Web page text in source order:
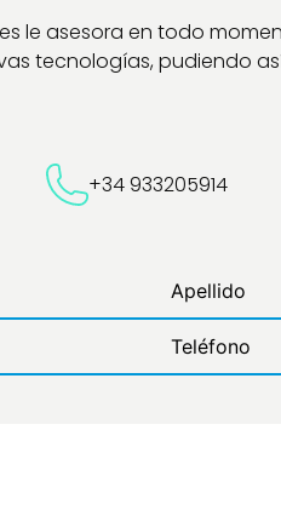
le asesora en todo
tecnologías, pudiendo
+34 933205914